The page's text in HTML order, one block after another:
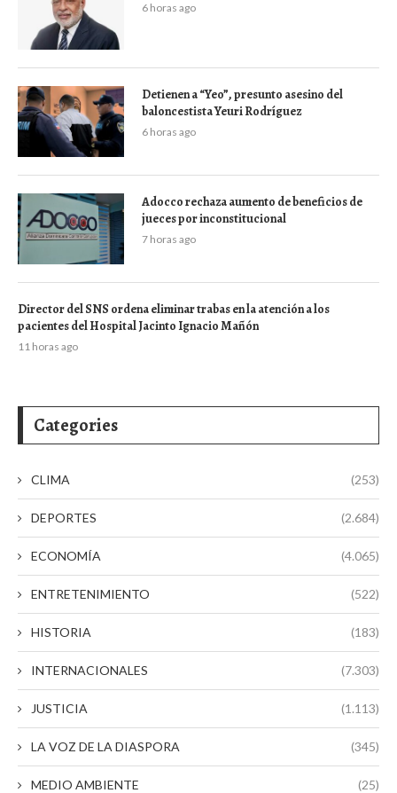
6 horas ago
Detienen a “Yeo”, presunto asesino del
baloncestista Yeuri Rodríguez
6 horas ago
Adocco rechaza aumento de beneficios de
jueces por inconstitucional
7 horas ago
Director del SNS ordena eliminar trabas en la atención a los
pacientes del Hospital Jacinto Ignacio Mañón
11 horas ago
Categories
CLIMA (253)
DEPORTES (2.684)
ECONOMÍA (4.065)
ENTRETENIMIENTO (522)
HISTORIA (183)
INTERNACIONALES (7.303)
JUSTICIA (1.113)
LA VOZ DE LA DIASPORA (345)
MEDIO AMBIENTE (25)